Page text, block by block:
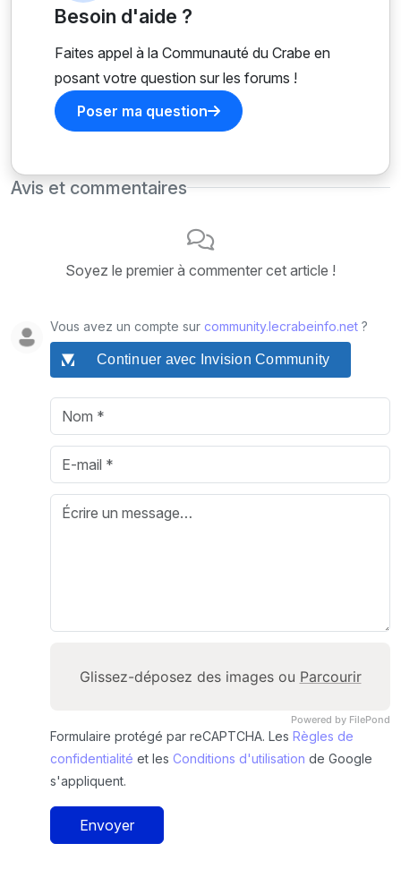
Besoin d'aide ?
Faites appel à la Communauté du Crabe en
posant votre question sur les forums !
Poser ma question
Avis et commentaires
Soyez le premier à commenter cet article !
Vous avez un compte sur community.lecrabeinfo.net ?
Continuer avec Invision Community
Powered by FilePond
Glissez-déposez des images ou Parcourir
Formulaire protégé par reCAPTCHA. Les Règles de
confidentialité et les Conditions d'utilisation de Google
s'appliquent.
Envoyer